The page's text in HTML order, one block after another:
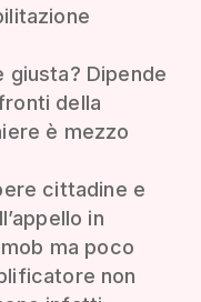
giusta? Dipende
della
è mezzo
cittadine e
in
ma poco
non